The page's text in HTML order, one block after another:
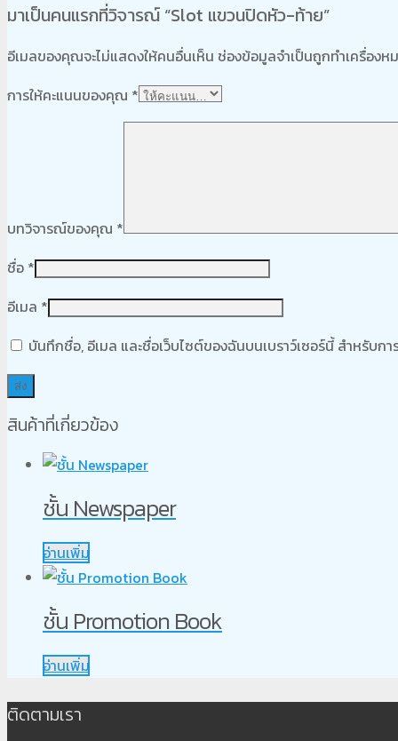
มาเป็นคนแรกที่วิจารณ์ “Slot แขวนปิดหัว-ท้าย”
อีเมลของคุณจะไม่แสดงให้คนอื่นเห็น ช่องข้อมูลจำเป็นถูกทำเครื่องห
การให้คะแนนของคุณ *
บทวิจารณ์ของคุณ *
ชื่อ *
อีเมล *
บันทึกชื่อ, อีเมล และชื่อเว็บไซต์ของฉันบนเบราว์เซอร์นี้ สำหรับก
สินค้าที่เกี่ยวข้อง
ชั้น Newspaper
อ่านเพิ่ม
ชั้น Promotion Book
อ่านเพิ่ม
ติดตามเรา